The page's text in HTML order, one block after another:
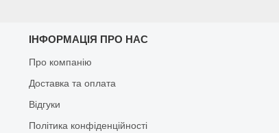
ІНФОРМАЦІЯ ПРО НАС
Про компанію
Доставка та оплата
Відгуки
Політика конфіденційності